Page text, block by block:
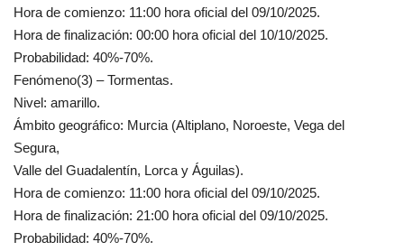
Hora de comienzo: 11:00 hora oficial del 09/10/2025.
Hora de finalización: 00:00 hora oficial del 10/10/2025.
Probabilidad: 40%-70%.
Fenómeno(3) – Tormentas.
Nivel: amarillo.
Ámbito geográfico: Murcia (Altiplano, Noroeste, Vega del
Segura,
Valle del Guadalentín, Lorca y Águilas).
Hora de comienzo: 11:00 hora oficial del 09/10/2025.
Hora de finalización: 21:00 hora oficial del 09/10/2025.
Probabilidad: 40%-70%.